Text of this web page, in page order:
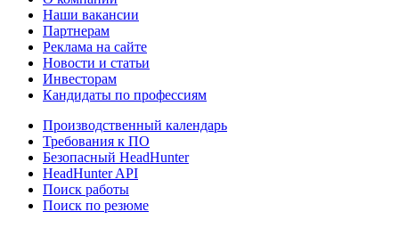
Наши вакансии
Партнерам
Реклама на сайте
Новости и статьи
Инвесторам
Кандидаты по профессиям
Производственный календарь
Требования к ПО
Безопасный HeadHunter
HeadHunter API
Поиск работы
Поиск по резюме